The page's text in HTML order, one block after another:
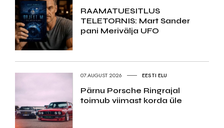
RAAMATUESITLUS
TELETORNIS: Mart Sander
pani Merivälja UFO
07.AUGUST 2026 EESTI ELU
Pärnu Porsche Ringrajal
toimub viimast korda üle